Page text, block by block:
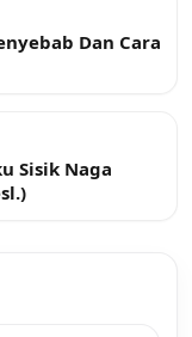
Dan Cara
Sisik Naga